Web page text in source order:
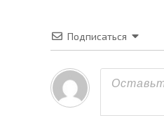
Подписаться